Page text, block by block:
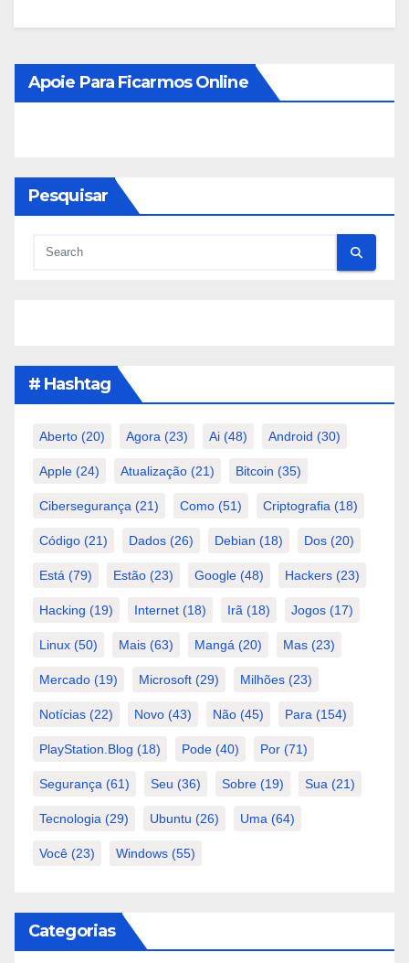
Apoie Para Ficarmos Online
Pesquisar
# Hashtag
Aberto (20) Agora (23) Ai (48) Android (30)
Apple (24) Atualização (21) Bitcoin (35)
Cibersegurança (21) Como (51) Criptografia (18)
Código (21) Dados (26) Debian (18) Dos (20)
Está (79) Estão (23) Google (48) Hackers (23)
Hacking (19) Internet (18) Irã (18) Jogos (17)
Linux (50) Mais (63) Mangá (20) Mas (23)
Mercado (19) Microsoft (29) Milhões (23)
Notícias (22) Novo (43) Não (45) Para (154)
PlayStation.Blog (18) Pode (40) Por (71)
Segurança (61) Seu (36) Sobre (19) Sua (21)
Tecnologia (29) Ubuntu (26) Uma (64)
Você (23) Windows (55)
Categorias